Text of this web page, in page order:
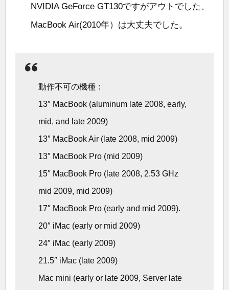
NVIDIA GeForce GT130ですがアウトでした、
MacBook Air(2010年）は大丈夫でした。
動作不可の機種：
13″ MacBook (aluminum late 2008, early,
mid, and late 2009)
13″ MacBook Air (late 2008, mid 2009)
13″ MacBook Pro (mid 2009)
15″ MacBook Pro (late 2008, 2.53 GHz
mid 2009, mid 2009)
17″ MacBook Pro (early and mid 2009).
20″ iMac (early or mid 2009)
24″ iMac (early 2009)
21.5″ iMac (late 2009)
Mac mini (early or late 2009, Server late